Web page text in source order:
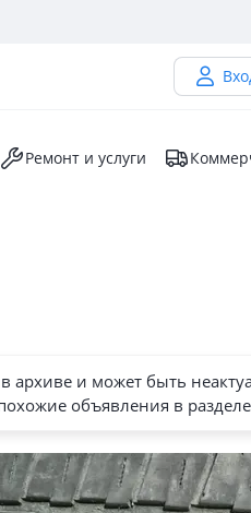
Ремонт и услуги
архиве и может быть
объявления в